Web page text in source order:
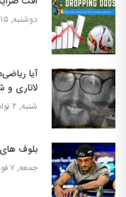
دوشنبه, ۱۵ ژانویه ۲۰۱۸
آیا
لاتاری و
شنبه, ۲ نوامبر ۲۰۱۹
بلوف
جمعه, ۷ فوریه ۲۰۲۰